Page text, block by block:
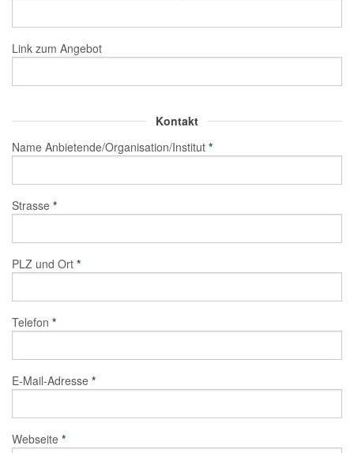
Link zum Angebot
Kontakt
Name Anbietende/Organisation/Institut *
Strasse *
PLZ und Ort *
Telefon *
E-Mail-Adresse *
Webseite *